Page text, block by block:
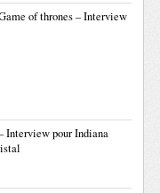
of thrones – Interview
Interview pour Indiana